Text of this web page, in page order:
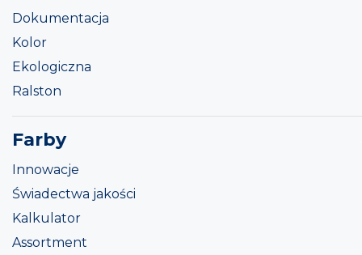
Dokumentacja
Kolor
Ekologiczna
Ralston
Farby
Innowacje
Świadectwa jakości
Kalkulator
Assortment